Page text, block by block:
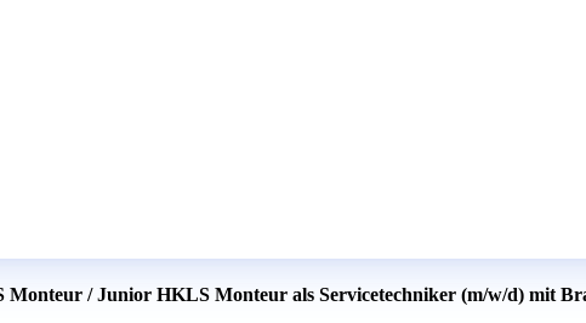
/ Junior HKLS Monteur als Servicetechniker (m/w/d) mit